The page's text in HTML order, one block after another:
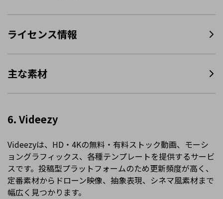
ライセンス情報
主な素材
6. Videezy
Videezyは、HD・4Kの無料・有料ストック動画、モーシ
ョングラフィックス、各種テンプレートを提供するサービ
スです。投稿型プラットフォームのため更新頻度が高く、
定番素材からドローン映像、抽象表現、シネマ風素材まで
幅広く見つかります。